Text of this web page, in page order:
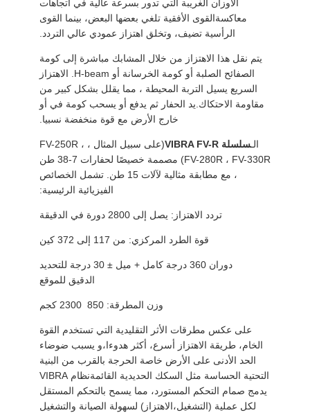
الأوزان الغريبة التي تدور بسرعة عالية في اتجاهات
معاكسةالقوى الأفقية تلغي بعضها البعض، بينما القوى
الرأسية تضيف، وتخلق اهتزاز عمودي عالي التردد.
يتم نقل هذا الاهتزاز من خلال المشابك مباشرة إلى كومة
الصفائح الصلبة أو كومة الخرسانة أو H-beam. الاهتزاز
السريع يسيل التربة المحيطة ، مما يقلل بشكل كبير من
مقاومة الاحتكاك.يد الحفار ثم يدفع أو يسحب كومة في أو
خارج الأرض مع قوة منخفضة نسبيا.
الـسلسلة VIBRA FV-R
(على سبيل المثال ، FV-250R ،
FV-280R ، FV-330R) مصممة خصيصًا لحفارات 7-38 طن
، مع مطابقة مثالية لآلات 15 طن. تشمل الخصائص
الفيزيائية الرئيسية:
تردد الاهتزاز: يصل إلى 2800 دورة في الدقيقة
قوة الطرد المركزي: من 117 إلى 372 كين
دوران 360 درجة كامل + ميل ± 30 درجة للتحديد
الدقيق للموقع
وزن المطرقة: 850 ️ 2300 كجم
على عكس مطرقات الأثر التقليدية التي تستخدم القوة
الخام، طريقة الاهتزاز أسرع، أكثر هدوءا،و يسبب ضوضاء
الحد الأدنى على الأرض خاصة الحرجة بالقرب من البنية
التحتية الحساسة مثل السكك الحديدية القائمةنظام VIBRA
يدمج صمام التحكم المستورد، مما يسمح بالتحكم المستقل
لكل عملية (التشغيل،الاهتزاز) لسهولة الصيانة والتشغيل